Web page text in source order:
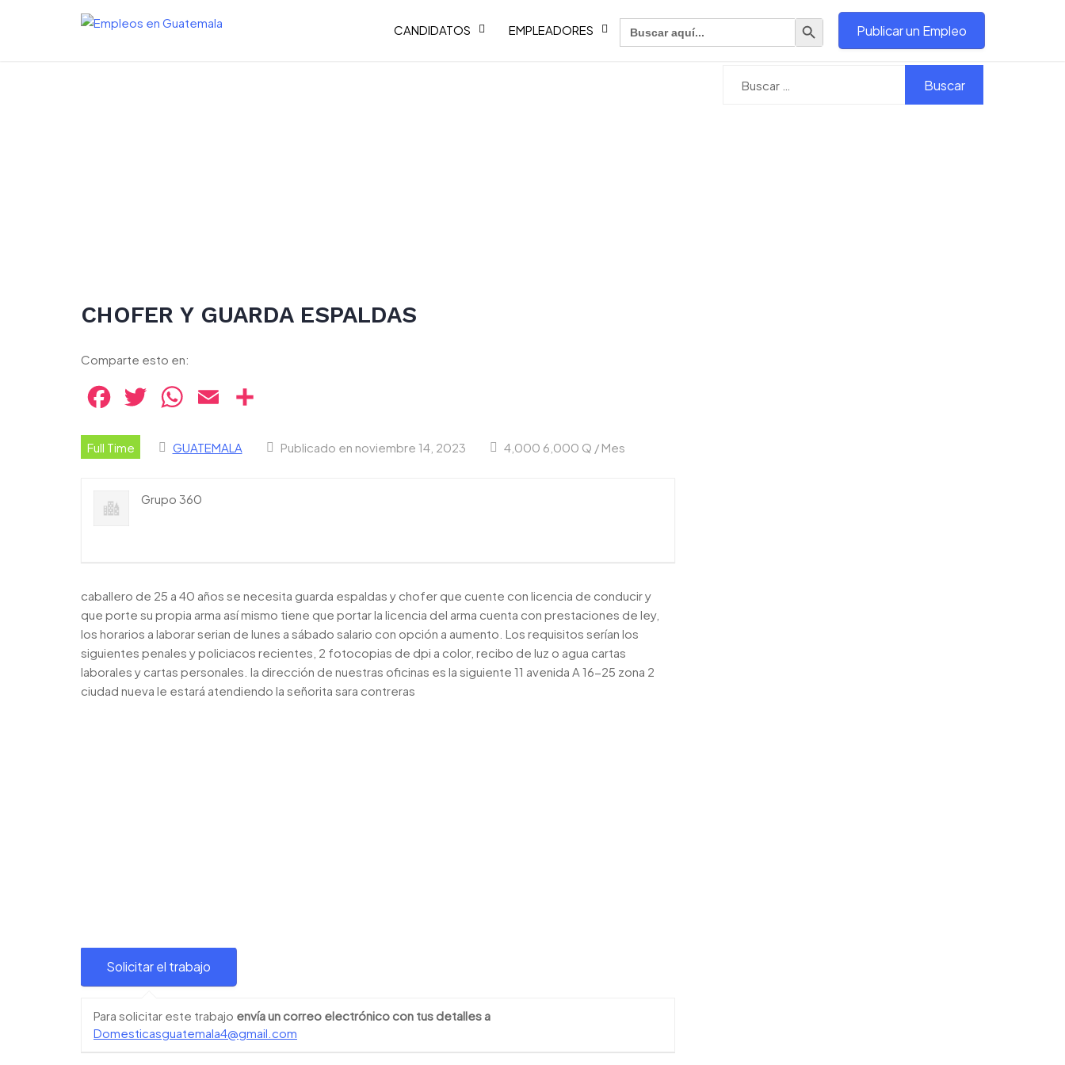
CANDIDATOS EMPLEADORES Buscar:
Botón de búsqueda
Publicar un Empleo
CHOFER Y GUARDA ESPALDAS
Comparte esto en:
Facebook
Twitter WhatsApp
Email
Full Time GUATEMALA Publicado en noviembre 14, 2023 4,000 6,000 Q / Mes
Grupo 360
caballero de 25 a 40 años se necesita guarda espaldas y chofer que cuente con licencia de conducir y
que porte su propia arma así mismo tiene que portar la licencia del arma cuenta con prestaciones de ley,
los horarios a laborar serian de lunes a sábado salario con opción a aumento. Los requisitos serían los
siguientes penales y policiacos recientes, 2 fotocopias de dpi a color, recibo de luz o agua cartas
laborales y cartas personales. la dirección de nuestras oficinas es la siguiente 11 avenida A 16-25 zona 2
ciudad nueva le estará atendiendo la señorita sara contreras
Para solicitar este trabajo envía un correo electrónico con tus detalles a
Domesticasguatemala4@gmail.com